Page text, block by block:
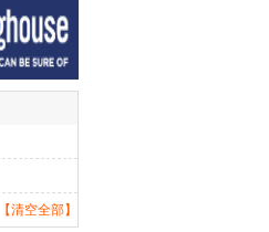
【清空全部】